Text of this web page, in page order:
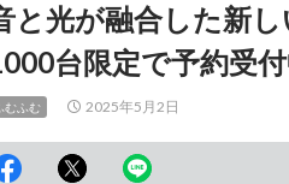
と光が融合した新
台限定で予約受
むふむ 2025年5月2日